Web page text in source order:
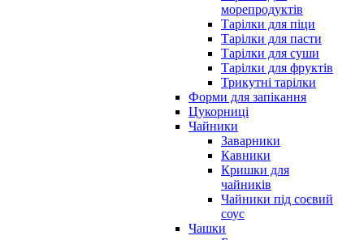
морепродуктів
Тарілки для піци
Тарілки для пасти
Тарілки для суши
Тарілки для фруктів
Трикутні тарілки
Форми для запікання
Цукорниці
Чайники
Заварники
Кавники
Кришки для
чайників
Чайники під соєвий
соус
Чашки